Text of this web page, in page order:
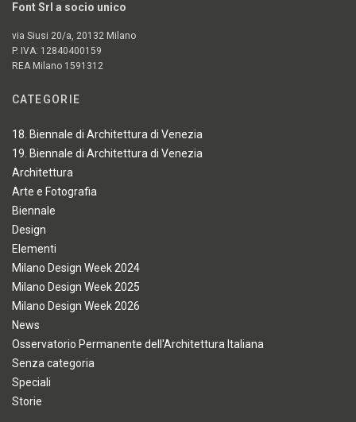
Font Srl a socio unico
via Siusi 20/a, 20132 Milano
P. IVA: 12840400159
REA Milano 1591312
CATEGORIE
18. Biennale di Architettura di Venezia
19. Biennale di Architettura di Venezia
Architettura
Arte e Fotografia
Biennale
Design
Elementi
Milano Design Week 2024
Milano Design Week 2025
Milano Design Week 2026
News
Osservatorio Permanente dell'Architettura Italiana
Senza categoria
Speciali
Storie